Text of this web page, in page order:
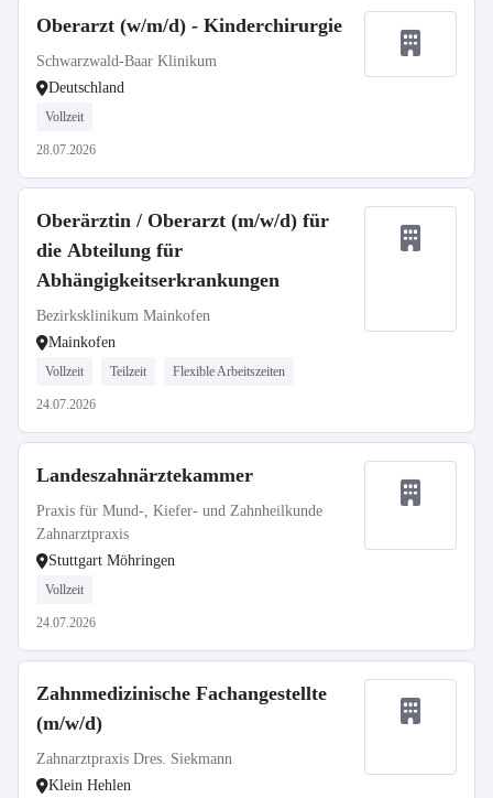
Oberarzt (w/m/d) - Kinderchirurgie
Schwarzwald-Baar Klinikum
Deutschland
Vollzeit
28.07.2026
Oberärztin / Oberarzt (m/w/d) für
die Abteilung für
Abhängigkeitserkrankungen
Bezirksklinikum Mainkofen
Mainkofen
Vollzeit Teilzeit Flexible Arbeitszeiten
24.07.2026
Landeszahnärztekammer
Praxis für Mund-, Kiefer- und Zahnheilkunde
Zahnarztpraxis
Stuttgart Möhringen
Vollzeit
24.07.2026
Zahnmedizinische Fachangestellte
(m/w/d)
Zahnarztpraxis Dres. Siekmann
Klein Hehlen